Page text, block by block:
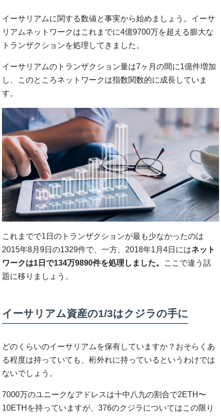
イーサリアムに関する数値と事実から始めましょう。イーサ
リアムネットワークはこれまでに4億9700万を超える膨大な
トランザクションを処理してきました。
イーサリアムのトランザクション量は7ヶ月の間に1億件増加
し、このところネットワークは指数関数的に成長していま
す。
これまでで1日のトランザクションが最も少なかったのは
2015年8月9日の1329件で、一方、2018年1月4日にはネット
ワークは1日で134万9890件を処理しました。 ここで違う話
題に移りましょう。
イーサリアム資産の1/3はクジラの手に
どのくらいのイーサリアムを保有していますか？おそらくあ
る程度は持っていても、桁外れに持っているというわけでは
ないでしょう。
7000万のユニークなアドレスは十中八九の割合で2ETH〜
10ETHを持っていますが、376のクジラについてはこの限り